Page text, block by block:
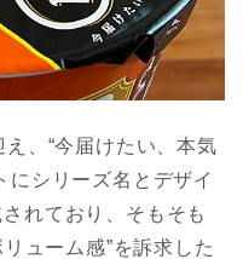
、“今届けたい、本気
にシリーズ名とデザイ
れており、そもそも
ューム感”を訴求した